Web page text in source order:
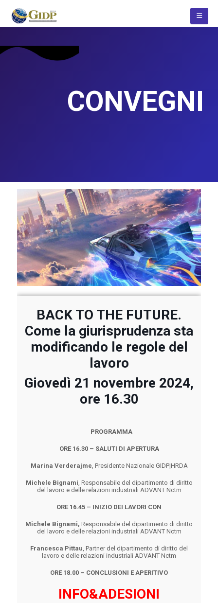
CONVEGNI
BACK TO THE FUTURE.
Come la giurisprudenza sta
modificando le regole del
lavoro
Giovedì 21 novembre 2024,
ore 16.30
PROGRAMMA
ORE 16.30 – SALUTI DI APERTURA
Marina Verderajme, Presidente Nazionale GIDP|HRDA
Michele Bignami, Responsabile del dipartimento di diritto
del lavoro e delle relazioni industriali ADVANT Nctm
ORE 16.45 – INIZIO DEI LAVORI CON
Michele Bignami, Responsabile del dipartimento di diritto
del lavoro e delle relazioni industriali ADVANT Nctm
Francesca Pittau, Partner del dipartimento di diritto del
lavoro e delle relazioni industriali ADVANT Nctm
ORE 18.00 – CONCLUSIONI E APERITIVO
INFO&ADESIONI